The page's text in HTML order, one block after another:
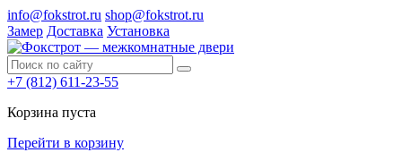
info@fokstrot.ru shop@fokstrot.ru
Замер Доставка Установка
+7 (812) 611-23-55
Корзина пуста
Перейти в корзину